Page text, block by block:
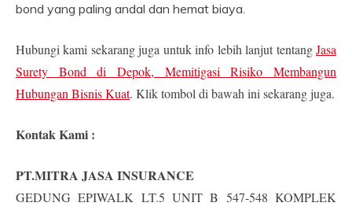
bond yang paling andal dan hemat biaya.
Hubungi kami sekarang juga untuk info lebih lanjut tentangJasa
Surety Bond di Depok, Memitigasi Risiko Membangun
Hubungan Bisnis Kuat. Klik tombol di bawah ini sekarang juga.
Kontak Kami :
PT.MITRA JASA INSURANCE
GEDUNG EPIWALK LT.5 UNIT B 547-548 KOMPLEK